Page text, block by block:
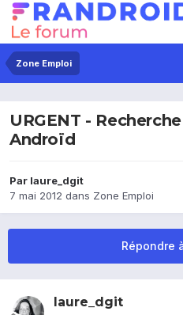
Zone Emploi
URGENT -
Androïd
Par laure_dgit
7 mai 2012 dans Zone Emploi
Répondre
laure_dgit